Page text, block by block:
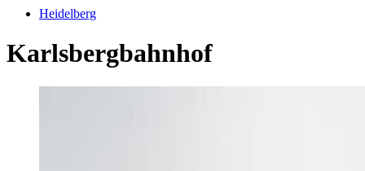
Heidelberg
Karlsbergbahnhof